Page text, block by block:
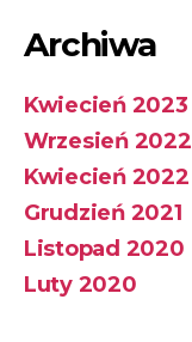
Archiwa
Kwiecień 2023
Wrzesień 2022
Kwiecień 2022
Grudzień 2021
Listopad 2020
Luty 2020